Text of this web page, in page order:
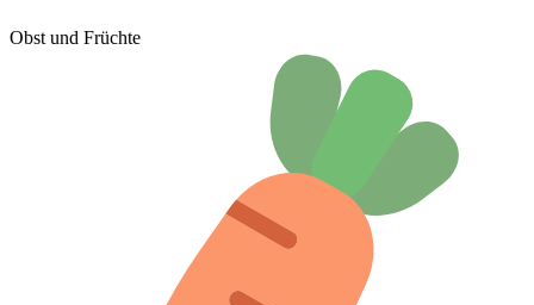
Obst und Früchte